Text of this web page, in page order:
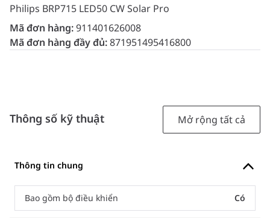
Philips BRP715 LED50 CW Solar Pro
Mã đơn hàng:911401626008
Mã đơn hàng đầy đủ:871951495416800
Thông số kỹ thuật Mở rộng tất cả
Thông tin chung
Bao gồm bộ điều khiển Có